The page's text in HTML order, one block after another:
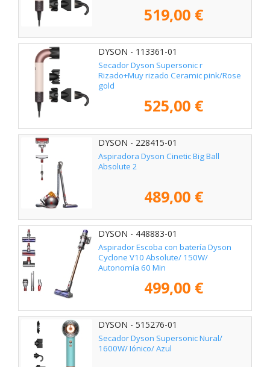
519,00 €
DYSON - 113361-01
Secador Dyson Supersonic r
Rizado+Muy rizado Ceramic pink/Rose
gold
525,00 €
DYSON - 228415-01
Aspiradora Dyson Cinetic Big Ball
Absolute 2
489,00 €
DYSON - 448883-01
Aspirador Escoba con batería Dyson
Cyclone V10 Absolute/ 150W/
Autonomía 60 Min
499,00 €
DYSON - 515276-01
Secador Dyson Supersonic Nural/
1600W/ Iónico/ Azul